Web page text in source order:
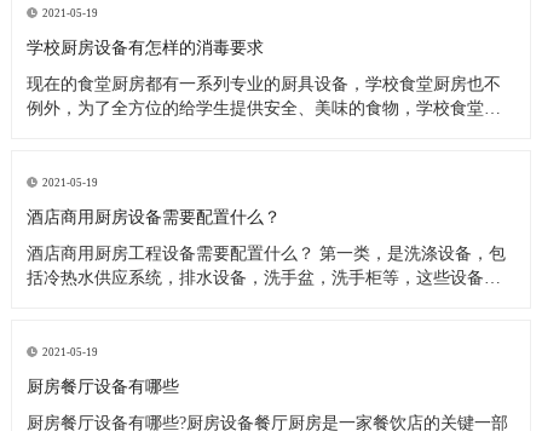
筒，并把它钉在墙上或放在通风处，这样能很快把水沥干。还有
人习惯在筷子上搭
2021-05-19
学校厨房设备有怎样的消毒要求
现在的食堂厨房都有一系列专业的厨具设备，学校食堂厨房也不
例外，为了全方位的给学生提供安全、美味的食物，学校食堂厨
校食堂厨房设备清洗消毒要求 1、使用后的餐具必须在指定的餐具
洗涤槽内将食
2021-05-19
酒店商用厨房设备需要配置什么？
酒店商用厨房工程设备需要配置什么？ 第一类，是洗涤设备，包
括冷热水供应系统，排水设备，洗手盆，洗手柜等，这些设备在
类，是饮食用具，主要包括餐厅家具和饮食用具。 第三类，食物
用具。炊具，
2021-05-19
厨房餐厅设备有哪些
厨房餐厅设备有哪些?厨房设备餐厅厨房是一家餐饮店的关键一部